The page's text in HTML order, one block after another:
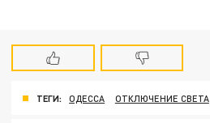
ТЕГИ: ОДЕССА ОТКЛЮЧЕНИЕ СВЕТА